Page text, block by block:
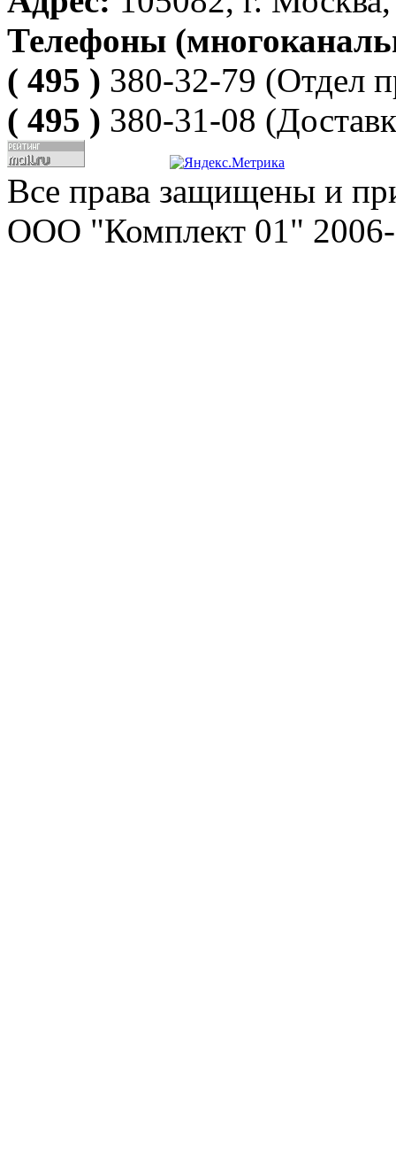
Телефоны
( 495 ) 380-32-79 (Отдел
( 495 ) 380-31-08
Все права защищены и
ООО "Комплект 01" 2006-